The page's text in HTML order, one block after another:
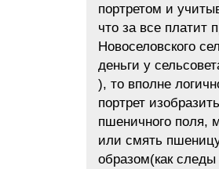
портретом и
что за все платит
Новоселовского
деньги у
), то вполне
портрет
пшеничного поля,
или смять
образом(как